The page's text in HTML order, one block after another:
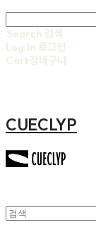
Search 검색
Log In 로그인
Cart장바구니
CUECLYP